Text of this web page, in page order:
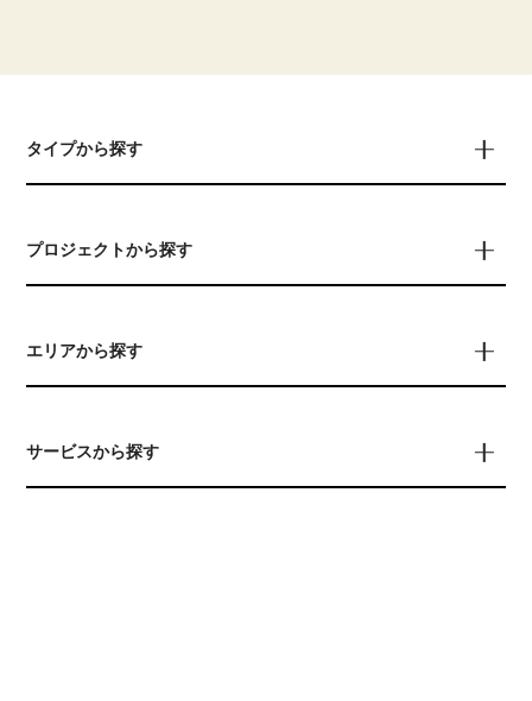
タイプから探す
プロジェクトから探す
エリアから探す
サービスから探す